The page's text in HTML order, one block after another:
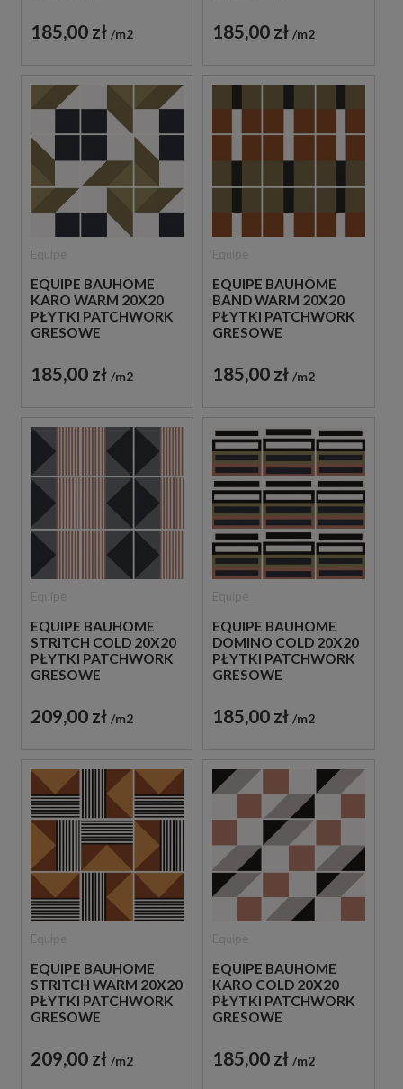
185,00 zł m2 185,00 zł m2
EQUIPE BAUHOME
KARO WARM 20X20
PŁYTKI PATCHWORK
GRESOWE
185,00 zł m2
EQUIPE BAUHOME
BAND WARM 20X20
PŁYTKI PATCHWORK
GRESOWE
185,00 zł m2
EQUIPE BAUHOME
STRITCH COLD 20X20
PŁYTKI PATCHWORK
GRESOWE
209,00 zł m2
EQUIPE BAUHOME
DOMINO COLD 20X20
PŁYTKI PATCHWORK
GRESOWE
185,00 zł m2
EQUIPE BAUHOME
STRITCH WARM 20X20
PŁYTKI PATCHWORK
GRESOWE
209,00 zł m2
EQUIPE BAUHOME
KARO COLD 20X20
PŁYTKI PATCHWORK
GRESOWE
185,00 zł m2